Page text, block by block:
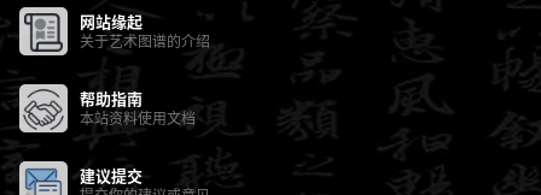
网站缘起
关于艺术图谱的介绍
帮助指南
本站资料使用文档
建议提交